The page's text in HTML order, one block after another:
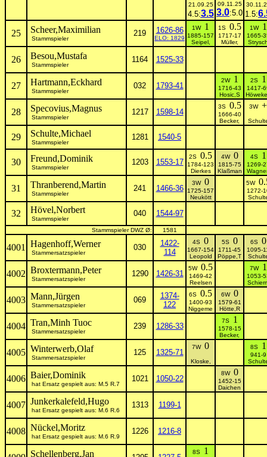
21.09.25
4.5:3.5
09.11.25
3.0:5.0 1.5:
25
Scheer,Maximilian
Stammspieler
219 1626-86
ELO: 1829
1W 1
1885-157
Seipel,
1S 0.5
1717-17
Müller,
1W 1
1665-
26 Besou,Mustafa
Stammspieler
1164 1525-33
27 Hartmann,Eckhard
Stammspieler
032 1793-41
2W 1
1716-43
Hosic,S
2S 1
1417-
28 Specovius,Magnus
Stammspieler
1217 1598-14
3S 0.5
1666-40
Becker,
3W +
29 Schulte,Michael
Stammspieler
1281 1540-5
30 Freund,Dominik
Stammspieler
1203 1553-17
2S 0.5
1784-123
Dierkes
4W 0
1815-75
Klaßman
4S 1
1269-
31 Thranberend,Martin
Stammspieler
241 1466-36
3W 0
1725-157
Neukött
5W
1272-
32 Hövel,Norbert
Stammspieler
040 1544-97
Stammspieler DWZ Ø: 1581
4001 Hagenhoff,Werner
Stammersatzspieler
030
1422-
114
4S 0
1667-154
Leopold
5S 0
1711-45
Pöppe,T
6S 0
1095-
4002 Broxtermann,Peter
Stammersatzspieler
1290 1426-31
5W 0.5
1469-42
Reelsen
7W 1
1053-
4003 Mann,Jürgen
Stammersatzspieler
069
1374-
122
6S 0.5
1400-93
Niggeme
6W 0
1579-61
Hötte,R
4004 Tran,Minh Tuoc
Stammersatzspieler
239 1286-33
7S 1
1578-15
Becker,
4005 Winterwerb,Olaf
Stammersatzspieler
125 1325-71
7W 0
Kloske,
8S 1
941-9
4006 Baier,Dominik
hat Ersatz gespielt aus: M.5 R.7
1021 1050-22
8W 0
1452-15
Daichen
4007 Junkerkalefeld,Hugo
hat Ersatz gespielt aus: M.6 R.6
1313 1199-1
4008 Nückel,Moritz
hat Ersatz gespielt aus: M.6 R.9
1226 1216-8
Schellenberg,Jan 8S 1